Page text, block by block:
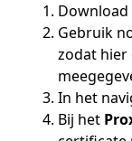
Download
Gebruik
zodat hier
In het
Bij het